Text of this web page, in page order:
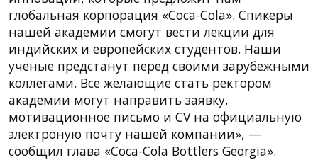
глобальная корпорация «Coca-Cola». Спикеры
нашей академии смогут вести лекции для
индийских и европейских студентов. Наши
ученые предстанут перед своими зарубежными
коллегами. Все желающие стать ректором
академии могут направить заявку,
мотивационное письмо и CV на официальную
электроную почту нашей компании», —
сообщил глава «Coca-Cola Bottlers Georgia».